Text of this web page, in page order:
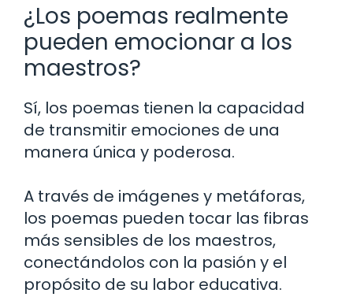
¿Los poemas realmente
pueden emocionar a los
maestros?
Sí, los poemas tienen la capacidad
de transmitir emociones de una
manera única y poderosa.
A través de imágenes y metáforas,
los poemas pueden tocar las fibras
más sensibles de los maestros,
conectándolos con la pasión y el
propósito de su labor educativa.